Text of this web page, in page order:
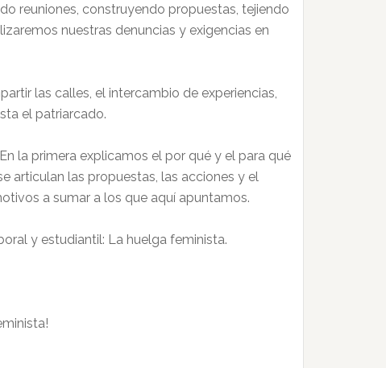
reuniones, construyendo propuestas, tejiendo
nuestras denuncias y exigencias en
las calles, el intercambio de experiencias,
el patriarcado.
la primera explicamos el por qué y el para qué
articulan las propuestas, las acciones y el
a sumar a los que aquí apuntamos.
y estudiantil: La huelga feminista.